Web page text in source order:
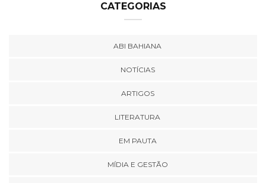
CATEGORIAS
ABI BAHIANA
NOTÍCIAS
ARTIGOS
LITERATURA
EM PAUTA
MÍDIA E GESTÃO